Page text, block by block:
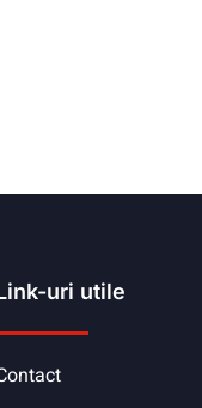
uri utile